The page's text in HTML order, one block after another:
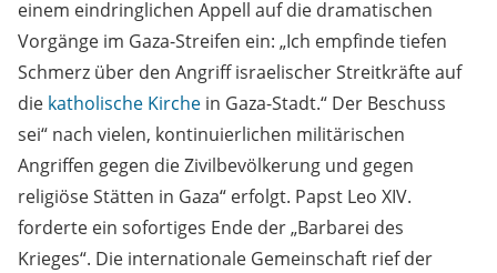
einem eindringlichen Appell auf die dramatischen
Vorgänge im Gaza-Streifen ein: „Ich empfinde tiefen
Schmerz über den Angriff israelischer Streitkräfte auf
die katholische Kirche in Gaza-Stadt.“ Der Beschuss
sei“ nach vielen, kontinuierlichen militärischen
Angriffen gegen die Zivilbevölkerung und gegen
religiöse Stätten in Gaza“ erfolgt. Papst Leo XIV.
forderte ein sofortiges Ende der „Barbarei des
Krieges“. Die internationale Gemeinschaft rief der